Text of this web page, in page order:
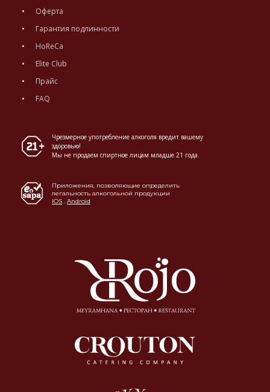
Оферта
Гарантия подлинности
HoReCa
Elite Club
Прайс
FAQ
Чрезмерное употребление алкоголя вредит вашему
здоровью!
Мы не продаем спиртное лицам младше 21 года.
Приложения, позволяющие определить
легальность алкогольной продукции
IOS . Android